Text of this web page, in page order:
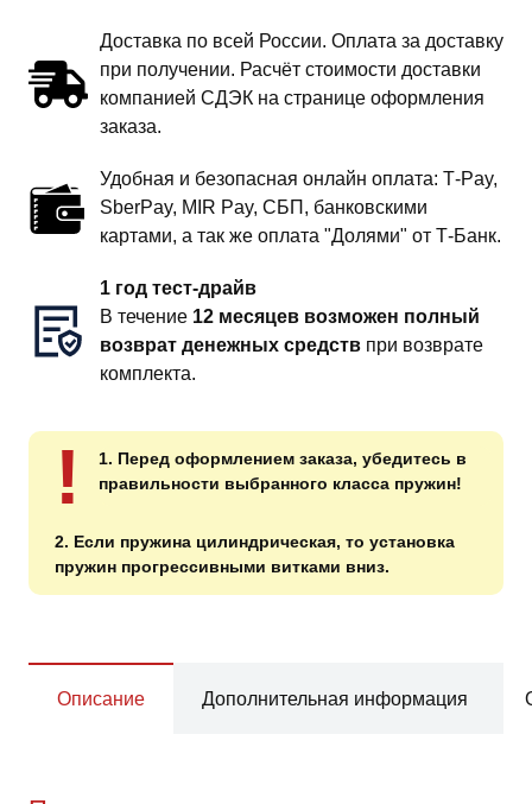
Доставка по всей России. Оплата за доставку
при получении. Расчёт стоимости доставки
компанией СДЭК на странице оформления
заказа.
Удобная и безопасная онлайн оплата: T‑Pay,
SberPay, MIR Pay, СБП, банковскими
картами, а так же оплата "Долями" от Т-Банк.
1 год тест-драйв
В течение 12 месяцев возможен полный
возврат денежных средств при возврате
комплекта.
!
1. Перед оформлением заказа, убедитесь в
правильности выбранного класса пружин!
2. Если пружина цилиндрическая, то установка
пружин прогрессивными витками вниз.
Описание Дополнительная информация